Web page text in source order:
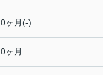
0ヶ月(-)
0ヶ月